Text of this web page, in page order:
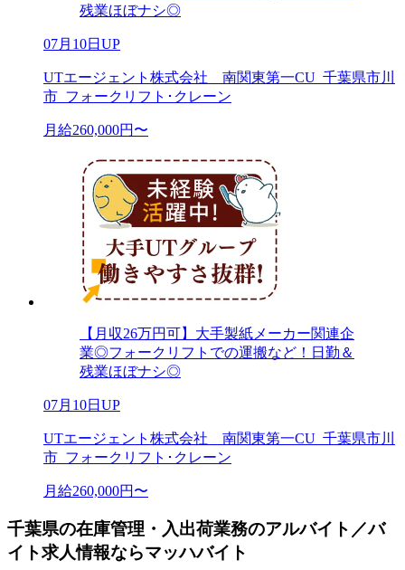
残業ほぼナシ◎
07月10日UP
UTエージェント株式会社 南関東第一CU_千葉県市川
市_フォークリフト･クレーン
月給260,000円〜
【月収26万円可】大手製紙メーカー関連企
業◎フォークリフトでの運搬など！日勤＆
残業ほぼナシ◎
07月10日UP
UTエージェント株式会社 南関東第一CU_千葉県市川
市_フォークリフト･クレーン
月給260,000円〜
千葉県の在庫管理・入出荷業務のアルバイト／バ
イト求人情報ならマッハバイト